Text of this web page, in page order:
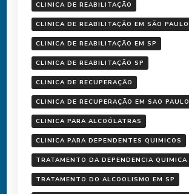
CLINICA DE REABILITAÇÃO
CLINICA DE REABILITAÇÃO EM SÃO PAULO
CLINICA DE REABILITAÇÃO EM SP
CLINICA DE REABILITAÇÃO SP
CLINICA DE RECUPERAÇÃO
CLINICA DE RECUPERAÇÃO EM SAO PAULO
CLINICA PARA ALCOÓLATRAS
CLINICA PARA DEPENDENTES QUIMICOS
TRATAMENTO DA DEPENDENCIA QUIMICA
TRATAMENTO DO ALCOOLISMO EM SP